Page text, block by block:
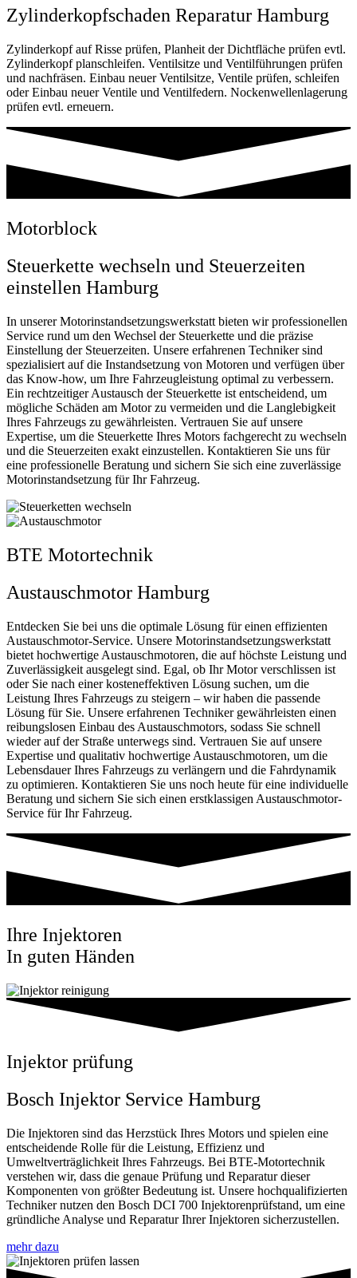
Zylinderkopfschaden Reparatur Hamburg
Zylinderkopf auf Risse prüfen, Planheit der Dichtfläche prüfen evtl.
Zylinderkopf planschleifen. Ventilsitze und Ventilführungen prüfen
und nachfräsen. Einbau neuer Ventilsitze, Ventile prüfen, schleifen
oder Einbau neuer Ventile und Ventilfedern. Nockenwellenlagerung
prüfen evtl. erneuern.
Motorblock
Steuerkette wechseln und Steuerzeiten
einstellen Hamburg
In unserer Motorinstandsetzungswerkstatt bieten wir professionellen
Service rund um den Wechsel der Steuerkette und die präzise
Einstellung der Steuerzeiten. Unsere erfahrenen Techniker sind
spezialisiert auf die Instandsetzung von Motoren und verfügen über
das Know-how, um Ihre Fahrzeugleistung optimal zu verbessern.
Ein rechtzeitiger Austausch der Steuerkette ist entscheidend, um
mögliche Schäden am Motor zu vermeiden und die Langlebigkeit
Ihres Fahrzeugs zu gewährleisten. Vertrauen Sie auf unsere
Expertise, um die Steuerkette Ihres Motors fachgerecht zu wechseln
und die Steuerzeiten exakt einzustellen. Kontaktieren Sie uns für
eine professionelle Beratung und sichern Sie sich eine zuverlässige
Motorinstandsetzung für Ihr Fahrzeug.
BTE Motortechnik
Austauschmotor Hamburg
Entdecken Sie bei uns die optimale Lösung für einen effizienten
Austauschmotor-Service. Unsere Motorinstandsetzungswerkstatt
bietet hochwertige Austauschmotoren, die auf höchste Leistung und
Zuverlässigkeit ausgelegt sind. Egal, ob Ihr Motor verschlissen ist
oder Sie nach einer kosteneffektiven Lösung suchen, um die
Leistung Ihres Fahrzeugs zu steigern – wir haben die passende
Lösung für Sie. Unsere erfahrenen Techniker gewährleisten einen
reibungslosen Einbau des Austauschmotors, sodass Sie schnell
wieder auf der Straße unterwegs sind. Vertrauen Sie auf unsere
Expertise und qualitativ hochwertige Austauschmotoren, um die
Lebensdauer Ihres Fahrzeugs zu verlängern und die Fahrdynamik
zu optimieren. Kontaktieren Sie uns noch heute für eine individuelle
Beratung und sichern Sie sich einen erstklassigen Austauschmotor-
Service für Ihr Fahrzeug.
Ihre Injektoren
In guten Händen
Injektor prüfung
Bosch Injektor Service Hamburg
Die Injektoren sind das Herzstück Ihres Motors und spielen eine
entscheidende Rolle für die Leistung, Effizienz und
Umweltverträglichkeit Ihres Fahrzeugs. Bei BTE-Motortechnik
verstehen wir, dass die genaue Prüfung und Reparatur dieser
Komponenten von größter Bedeutung ist. Unsere hochqualifizierten
Techniker nutzen den Bosch DCI 700 Injektorenprüfstand, um eine
gründliche Analyse und Reparatur Ihrer Injektoren sicherzustellen.
mehr dazu